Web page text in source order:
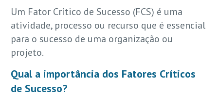
Um Fator Crítico de Sucesso (FCS) é uma
atividade, processo ou recurso que é essencial
para o sucesso de uma organização ou
projeto.
Qual a importância dos Fatores Críticos
de Sucesso?